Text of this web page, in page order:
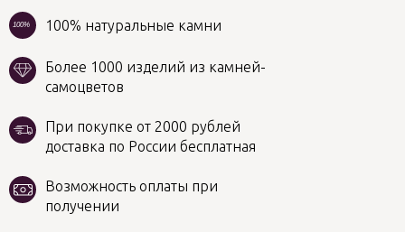
100% натуральные камни
100%
Более 1000 изделий из камней-
самоцветов
Возможность оплаты при
получении
При покупке от 2000 рублей
доставка по России бесплатная